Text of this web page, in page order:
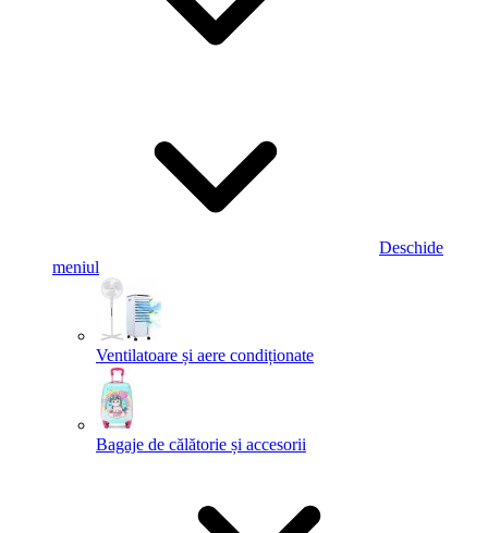
Deschide
meniul
Ventilatoare și aere condiționate
Bagaje de călătorie și accesorii